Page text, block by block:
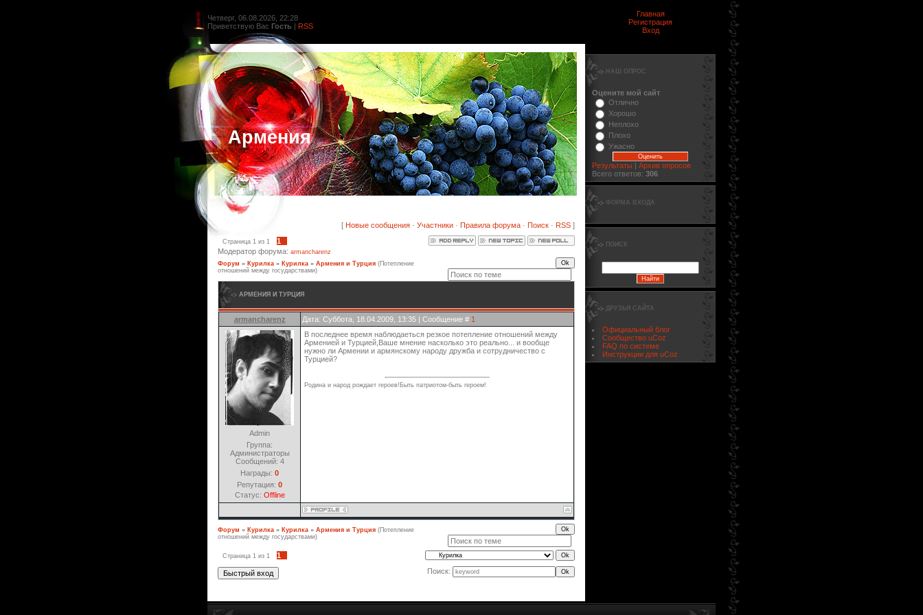
Четверг, 06.08.2026, 22:28
Приветствую Вас Гость | RSS
Главная
Регистрация
Вход
Армения
[ Новые сообщения · Участники · Правила форума · Поиск · RSS ]
Страница 1 из 1
1
Модератор форума: armancharenz
Форум » Курилка » Курилка » Армения и Турция (Потепление
отношений между государствами)
АРМЕНИЯ И ТУРЦИЯ
armancharenz Дата: Суббота, 18.04.2009, 13:35 | Сообщение # 1
Admin
Группа:
Администраторы
Сообщений: 4
Награды: 0
Репутация: 0
Статус: Offline
В последнее время наблюдаеться резкое потепление отношений между
Арменией и Турцией,Ваше мнение насколько это реально... и вообще
нужно ли Армении и армянскому народу дружба и сотрудничество с
Турцией?
Родина и народ рождает героев!Быть патриотом-быть героем!
Форум » Курилка » Курилка » Армения и Турция (Потепление
отношений между государствами)
Страница 1 из 1
1
Поиск:
НАШ ОПРОС
Оцените мой сайт
Отлично
Хорошо
Неплохо
Плохо
Ужасно
Результаты | Архив опросов
Всего ответов: 306
ФОРМА ВХОДА
ПОИСК
ДРУЗЬЯ САЙТА
Официальный блог
Сообщество uCoz
FAQ по системе
Инструкции для uCoz